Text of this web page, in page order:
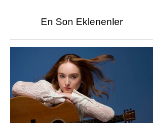
En Son Eklenenler